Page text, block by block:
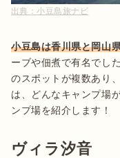
出典： 小豆島旅ナビ
小豆島は香川県と岡山
ーブや佃煮で有名でし
のスポットが複数あり
は、どんなキャンプ場
ンプ場を紹介します！
ヴィラ汐音